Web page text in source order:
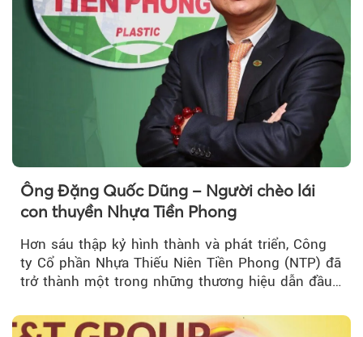
Ông Đặng Quốc Dũng – Người chèo lái
con thuyền Nhựa Tiền Phong
Hơn sáu thập kỷ hình thành và phát triển, Công
ty Cổ phần Nhựa Thiếu Niên Tiền Phong (NTP) đã
trở thành một trong những thương hiệu dẫn đầu